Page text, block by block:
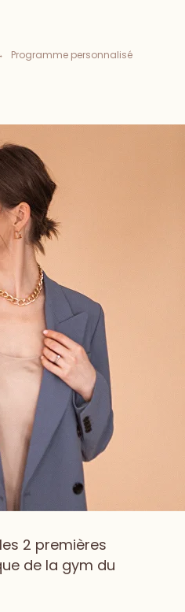
Programme personnalisé
2 premières
de la gym du